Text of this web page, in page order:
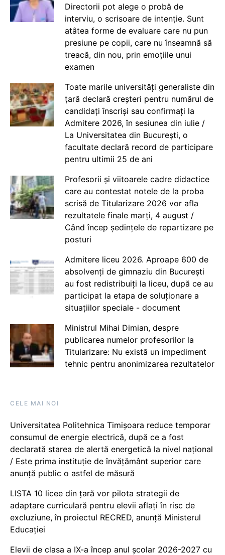
Directorii pot alege o probă de
interviu, o scrisoare de intenție. Sunt
atâtea forme de evaluare care nu pun
presiune pe copii, care nu înseamnă să
treacă, din nou, prin emoțiile unui
examen
Toate marile universități generaliste din
țară declară creșteri pentru numărul de
candidați înscriși sau confirmați la
Admitere 2026, în sesiunea din iulie /
La Universitatea din București, o
facultate declară record de participare
pentru ultimii 25 de ani
Profesorii și viitoarele cadre didactice
care au contestat notele de la proba
scrisă de Titularizare 2026 vor afla
rezultatele finale marți, 4 august /
Când încep ședințele de repartizare pe
posturi
Admitere liceu 2026. Aproape 600 de
absolvenți de gimnaziu din București
au fost redistribuiți la liceu, după ce au
participat la etapa de soluționare a
situațiilor speciale - document
Ministrul Mihai Dimian, despre
publicarea numelor profesorilor la
Titularizare: Nu există un impediment
tehnic pentru anonimizarea rezultatelor
CELE MAI NOI
Universitatea Politehnica Timișoara reduce temporar
consumul de energie electrică, după ce a fost
declarată starea de alertă energetică la nivel național
/ Este prima instituție de învățământ superior care
anunță public o astfel de măsură
LISTA 10 licee din țară vor pilota strategii de
adaptare curriculară pentru elevii aflați în risc de
excluziune, în proiectul RECRED, anunță Ministerul
Educației
Elevii de clasa a IX-a încep anul școlar 2026-2027 cu